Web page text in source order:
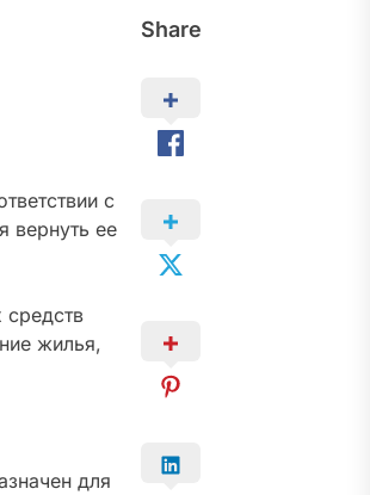
Share
с
вернуть ее
жилья,
для